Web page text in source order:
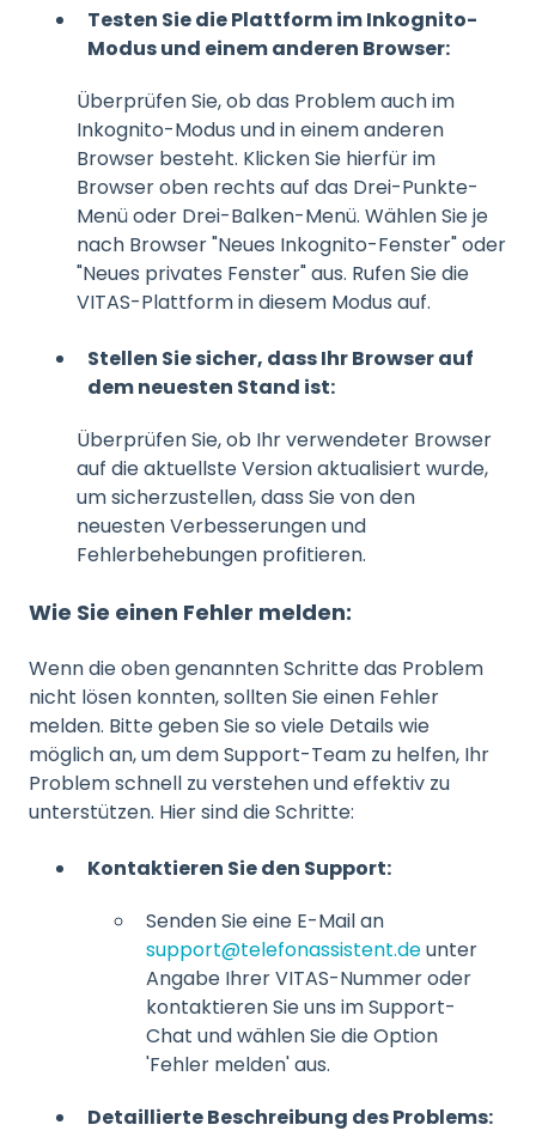
Testen Sie die Plattform im Inkognito-
Modus und einem anderen Browser:
Überprüfen Sie, ob das Problem auch im
Inkognito-Modus und in einem anderen
Browser besteht. Klicken Sie hierfür im
Browser oben rechts auf das Drei-Punkte-
Menü oder Drei-Balken-Menü. Wählen Sie je
nach Browser "Neues Inkognito-Fenster" oder
"Neues privates Fenster" aus. Rufen Sie die
VITAS-Plattform in diesem Modus auf.
Stellen Sie sicher, dass Ihr Browser auf
dem neuesten Stand ist:
Überprüfen Sie, ob Ihr verwendeter Browser
auf die aktuellste Version aktualisiert wurde,
um sicherzustellen, dass Sie von den
neuesten Verbesserungen und
Fehlerbehebungen profitieren.
Wie Sie einen Fehler melden:
Wenn die oben genannten Schritte das Problem
nicht lösen konnten, sollten Sie einen Fehler
melden. Bitte geben Sie so viele Details wie
möglich an, um dem Support-Team zu helfen, Ihr
Problem schnell zu verstehen und effektiv zu
unterstützen. Hier sind die Schritte:
Kontaktieren Sie den Support:
Senden Sie eine E-Mail an
support@telefonassistent.deunter
Angabe Ihrer VITAS-Nummer oder
kontaktieren Sie uns im Support-
Chat und wählen Sie die Option
'Fehler melden' aus.
Detaillierte Beschreibung des Problems: